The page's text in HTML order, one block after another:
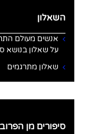
השאלון
אנשים מעולם
על שאלון בנושא
שאלון מתרגמים
סיפורים מן